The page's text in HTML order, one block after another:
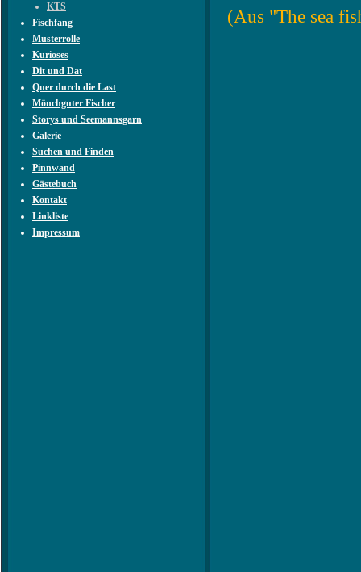
KTS
Fischfang
Musterrolle
Kurioses
Dit und Dat
Quer durch die Last
Mönchguter Fischer
Storys und Seemannsgarn
Galerie
Suchen und Finden
Pinnwand
Gästebuch
Kontakt
Linkliste
Impressum
(Aus "The sea